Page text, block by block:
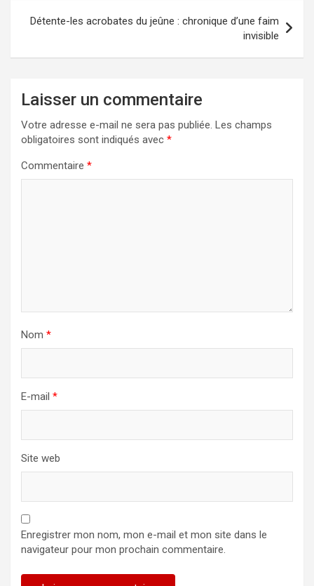
Détente-les acrobates du jeûne : chronique d’une faim
invisible
Laisser un commentaire
Votre adresse e-mail ne sera pas publiée. Les champs
obligatoires sont indiqués avec *
Commentaire *
Nom *
E-mail *
Site web
Enregistrer mon nom, mon e-mail et mon site dans le
navigateur pour mon prochain commentaire.